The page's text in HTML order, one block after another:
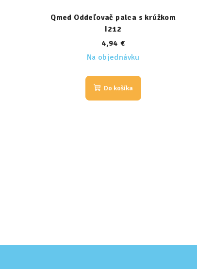
Qmed Oddeľovač palca s krúžkom
I212
4,94 €
Na objednávku
Do košíka